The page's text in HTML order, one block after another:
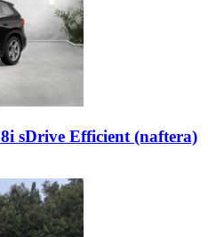
sDrive Efficient (naftera)